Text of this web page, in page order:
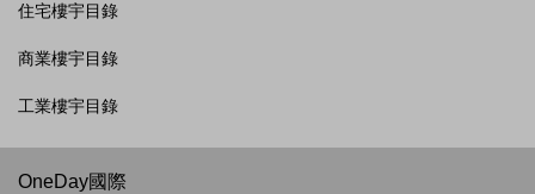
住宅樓宇目錄
商業樓宇目錄
工業樓宇目錄
OneDay國際